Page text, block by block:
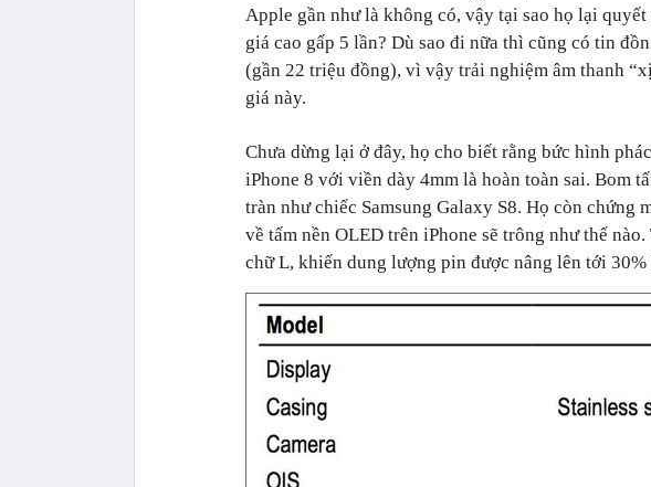
Apple gần như là không có, vậy tại sao họ lại
giá cao gấp 5 lần? Dù sao đi nữa thì cũng có tin
(gần 22 triệu đồng), vì vậy trải nghiệm âm thanh
giá này.
Chưa dừng lại ở đây, họ cho biết rằng bức hình
iPhone 8 với viền dày 4mm là hoàn toàn sai. Bom
tràn như chiếc Samsung Galaxy S8. Họ còn chứng
về tấm nền OLED trên iPhone sẽ trông như thế
chữ L, khiến dung lượng pin được nâng lên tới 30%